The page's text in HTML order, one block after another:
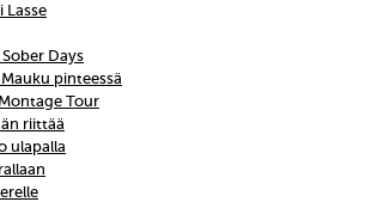
Lasse
Days
pinteessä
Tour
riittää
ulapalla